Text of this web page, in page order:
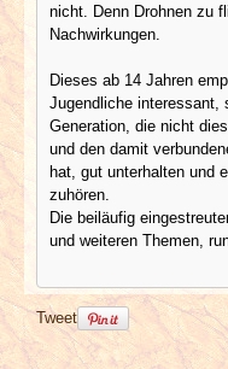
nicht. Denn Drohnen zu
Nachwirkungen.
Dieses ab 14 Jahren
Jugendliche interessant,
Generation, die nicht
und den damit
hat, gut unterhalten und
zuhören.
Die beiläufig
und weiteren Themen,
Tweet